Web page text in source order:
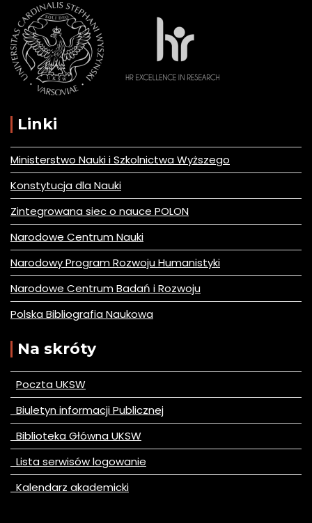
Linki
Ministerstwo Nauki i Szkolnictwa Wyższego
Konstytucja dla Nauki
Zintegrowana siec o nauce POLON
Narodowe Centrum Nauki
Narodowy Program Rozwoju Humanistyki
Narodowe Centrum Badań i Rozwoju
Polska Bibliografia Naukowa
Na skróty
Poczta UKSW
Biuletyn informacji Publicznej
Biblioteka Główna UKSW
Lista serwisów logowanie
Kalendarz akademicki